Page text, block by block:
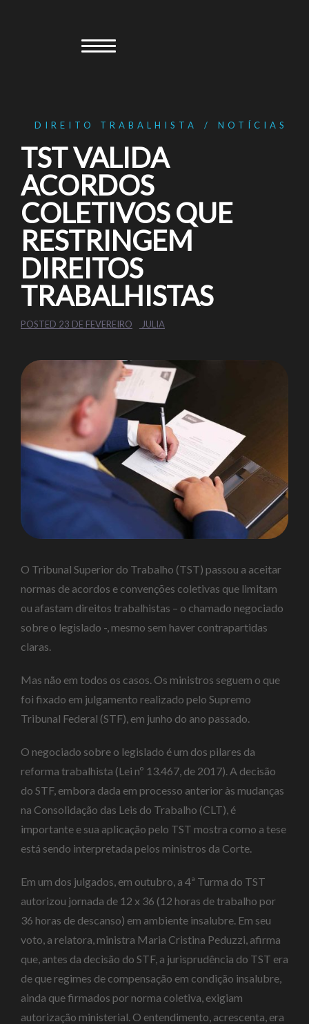
DIREITO TRABALHISTA NOTÍCIAS
TST VALIDA
ACORDOS
COLETIVOS QUE
RESTRINGEM
DIREITOS
TRABALHISTAS
POSTED 23 DE FEVEREIRO JULIA
O Tribunal Superior do Trabalho (TST) passou a aceitar
normas de acordos e convenções coletivas que limitam
ou afastam direitos trabalhistas – o chamado negociado
sobre o legislado -, mesmo sem haver contrapartidas
claras.
Mas não em todos os casos. Os ministros seguem o que
foi fixado em julgamento realizado pelo Supremo
Tribunal Federal (STF), em junho do ano passado.
O negociado sobre o legislado é um dos pilares da
reforma trabalhista (Lei nº 13.467, de 2017). A decisão
do STF, embora dada em processo anterior às mudanças
na Consolidação das Leis do Trabalho (CLT), é
importante e sua aplicação pelo TST mostra como a tese
está sendo interpretada pelos ministros da Corte.
Em um dos julgados, em outubro, a 4ª Turma do TST
autorizou jornada de 12 x 36 (12 horas de trabalho por
36 horas de descanso) em ambiente insalubre. Em seu
voto, a relatora, ministra Maria Cristina Peduzzi, afirma
que, antes da decisão do STF, a jurisprudência do TST era
de que regimes de compensação em condição insalubre,
ainda que firmados por norma coletiva, exigiam
autorização ministerial. O entendimento, acrescenta, era